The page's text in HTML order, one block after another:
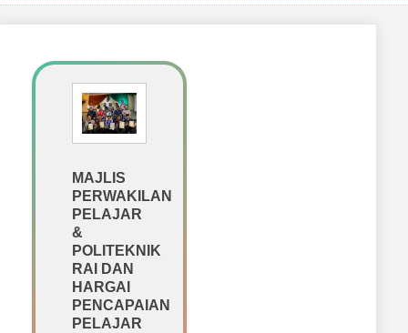
MAJLIS
PERWAKILAN
PELAJAR
&
POLITEKNIK
RAI DAN
HARGAI
PENCAPAIAN
PELAJAR